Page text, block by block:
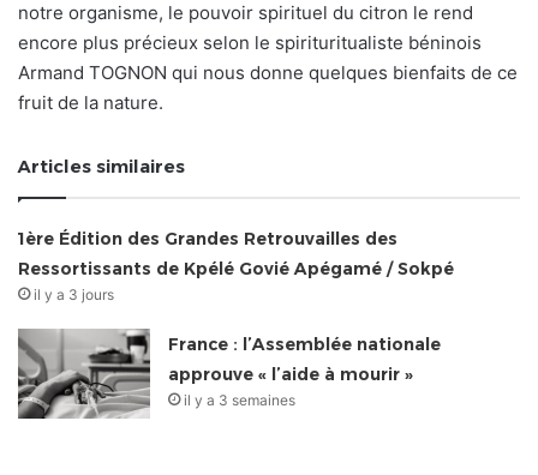
notre organisme, le pouvoir spirituel du citron le rend
encore plus précieux selon le spirituritualiste béninois
Armand TOGNON qui nous donne quelques bienfaits de ce
fruit de la nature.
Articles similaires
1ère Édition des Grandes Retrouvailles des
Ressortissants de Kpélé Govié Apégamé / Sokpé
il y a 3 jours
France : l’Assemblée nationale
approuve « l’aide à mourir »
il y a 3 semaines